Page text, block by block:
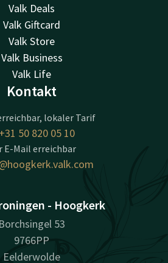
Valk Deals
Valk Giftcard
Valk Store
Valk Business
Valk Life
Kontakt
lokaler Tarif
50 820 05 10
E-Mail erreichbar
- Hoogkerk
Borchsingel 53
9766PP
Eelderwolde